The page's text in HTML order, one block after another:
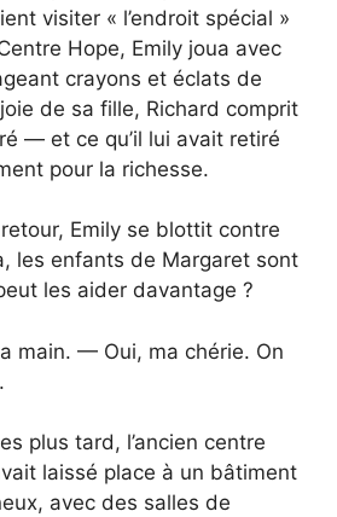
visiter « l’endroit spécial »
Hope, Emily joua avec
crayons et éclats de
de sa fille, Richard comprit
— et ce qu’il lui avait retiré
pour la richesse.
Emily se blottit contre
les enfants de Margaret sont
les aider davantage ?
main. — Oui, ma chérie. On
plus tard, l’ancien centre
laissé place à un bâtiment
avec des salles de